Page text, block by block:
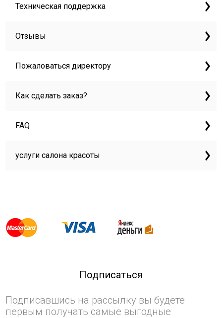
Техническая поддержка
Отзывы
Пожаловаться директору
Как сделать заказ?
FAQ
услуги салона красоты
Подписаться
Подписавшись на рассылку вы будете
первым получать самые выгодные